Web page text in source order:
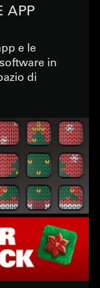
APP
e le
in
di